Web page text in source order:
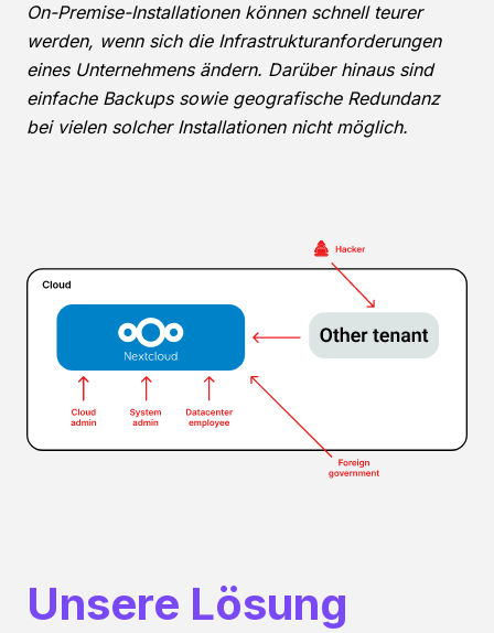
On-Premise-Installationen können schnell teurer
werden, wenn sich die Infrastrukturanforderungen
eines Unternehmens ändern. Darüber hinaus sind
einfache Backups sowie geografische Redundanz
bei vielen solcher Installationen nicht möglich.
Unsere Lösung